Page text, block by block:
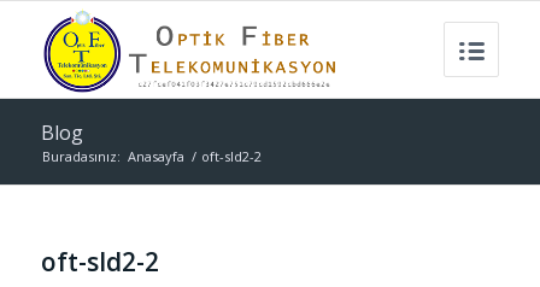
Blog
Buradasınız: Anasayfa / oft-sld2-2
oft-sld2-2